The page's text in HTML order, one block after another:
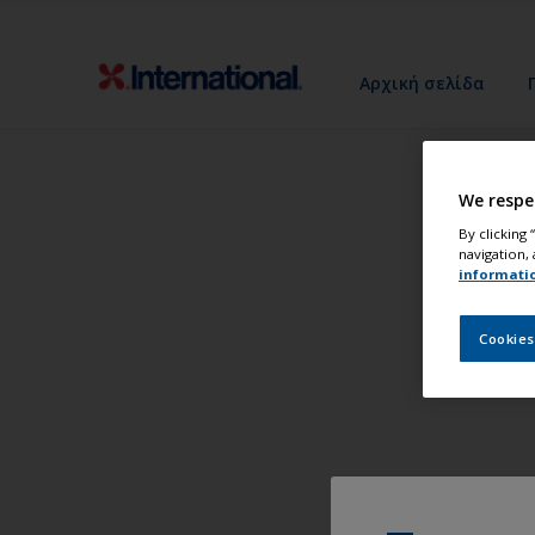
Αρχική σελίδα
We
By clicking
navigation,